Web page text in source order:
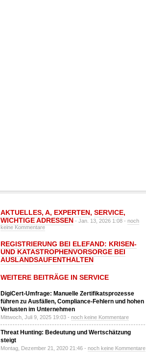
AKTUELLES, A, EXPERTEN, SERVICE,
WICHTIGE ADRESSEN - Jan. 13, 2026 1:08 - noch
keine Kommentare
REGISTRIERUNG BEI ELEFAND: KRISEN-
UND KATASTROPHENVORSORGE BEI
AUSLANDSAUFENTHALTEN
WEITERE BEITRÄGE IN SERVICE
DigiCert-Umfrage: Manuelle Zertifikatsprozesse
führen zu Ausfällen, Compliance-Fehlern und hohen
Verlusten im Unternehmen
Mittwoch, Juli 9, 2025 19:03 - noch keine Kommentare
Threat Hunting: Bedeutung und Wertschätzung
steigt
Montag, Dezember 21, 2020 21:46 - noch keine Kommentare